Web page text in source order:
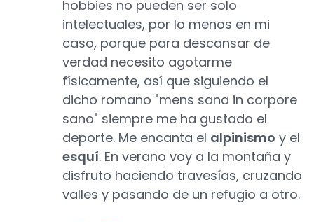
hobbies no pueden ser solo
intelectuales, por lo menos en mi
caso, porque para descansar de
verdad necesito agotarme
físicamente, así que siguiendo el
dicho romano "mens sana in corpore
sano" siempre me ha gustado el
deporte. Me encanta el alpinismo y el
esquí. En verano voy a la montaña y
disfruto haciendo travesías, cruzando
valles y pasando de un refugio a otro.